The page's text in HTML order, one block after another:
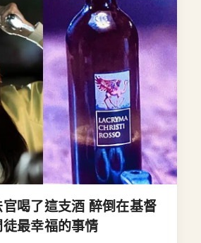
喝了這支酒 醉倒在基督
最幸福的事情